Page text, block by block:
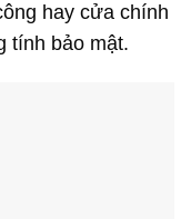
hay cửa chính
tính bảo mật.